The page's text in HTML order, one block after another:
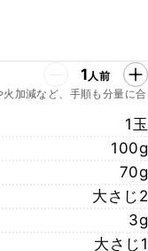
1人前
加減など、手順も分量に合
1玉
100g
70g
大さじ2
3g
大さじ1